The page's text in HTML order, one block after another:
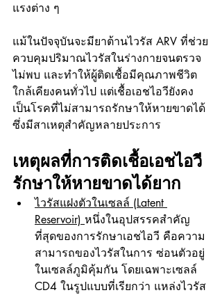
แรงต่าง ๆ
แม้ในปัจจุบันจะมียาต้านไวรัส ARV ที่ช่วย
ควบคุมปริมาณไวรัสในร่างกายจนตรวจ
ไม่พบ และทำให้ผู้ติดเชื้อมีคุณภาพชีวิต
ใกล้เคียงคนทั่วไป แต่เชื้อเอชไอวียังคง
เป็นโรคที่ไม่สามารถรักษาให้หายขาดได้
ซึ่งมีสาเหตุสำคัญหลายประการ
เหตุผลที่การติดเชื้อเอชไอวี
รักษาให้หายขาดได้ยาก
ไวรัสแฝงตัวในเซลล์ (Latent
Reservoir) หนึ่งในอุปสรรคสำคัญ
ที่สุดของการรักษาเอชไอวี คือความ
สามารถของไวรัสในการ ซ่อนตัวอยู่
ในเซลล์ภูมิคุ้มกัน โดยเฉพาะเซลล์
CD4 ในรูปแบบที่เรียกว่า แหล่งไวรัส